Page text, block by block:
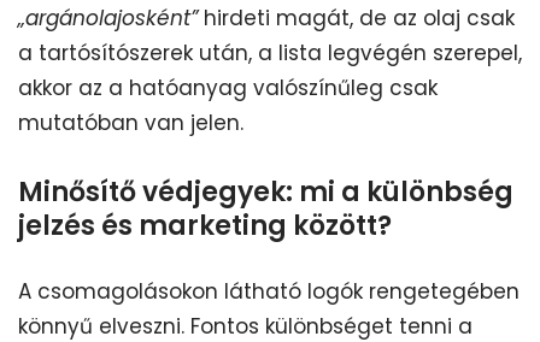
„argánolajosként”hirdeti magát, de az olaj csak
a tartósítószerek után, a lista legvégén szerepel,
akkor az a hatóanyag valószínűleg csak
mutatóban van jelen.
Minősítő védjegyek: mi a különbség
jelzés és marketing között?
A csomagolásokon látható logók rengetegében
könnyű elveszni. Fontos különbséget tenni a